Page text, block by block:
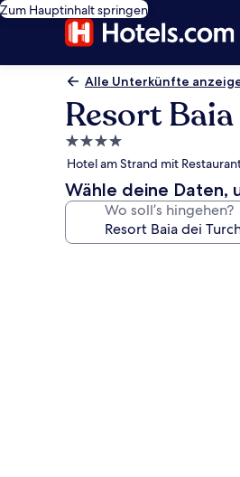
Zum Hauptinhalt springen
Alle Unterkünfte
Resort
4.0-
Sterne-
Unterkunft
Hotel am Strand mit
Wähle deine Daten,
Wo soll’s hingehen?